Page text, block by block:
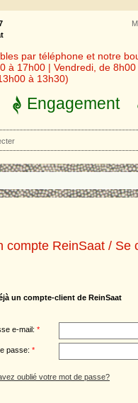
par téléphone et notre
à 17h00 | Vendredi, de
à 13h30)
Engagement
compte ReinSaat / Se
un compte-client de ReinSaat
e-mail: *
passe: *
oublié votre mot de passe?